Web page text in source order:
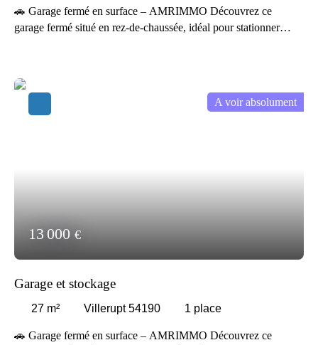
🚗 Garage fermé en surface – AMRIMMO Découvrez ce
garage fermé situé en rez-de-chaussée, idéal pour stationner
offre un emplacement pratique et sécurisé, parfait pour une
voiture, une moto ou du rangement. Ce garage représente une
solution idéale pour protéger votre véhicule des intempéries et
13 000 €
A voir absolument
Garage et stockage
27 m² Villerupt 54190 1 place
🚗 Garage fermé en surface – AMRIMMO Découvrez ce